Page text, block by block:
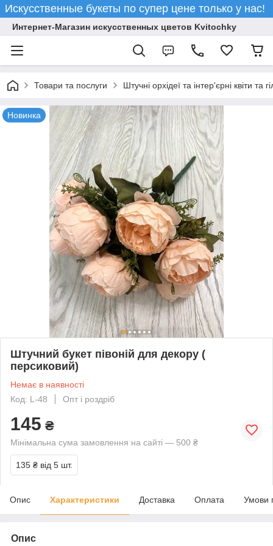
Искусственные букеты по супер цене только у нас!
Интернет-Магазин искусственных цветов Kvitochky
Товари та послуги Штучні орхідеї та інтер'єрні квіти та
Новинка
Штучний букет півоній для декору (
персиковий)
Немає в наявності
Код: L-48
Опт і роздріб
145 ₴
Мінімальна сума замовлення на сайті — 500 ₴
135 ₴ від 5 шт.
Опис Характеристики Доставка Оплата Умови
Опис